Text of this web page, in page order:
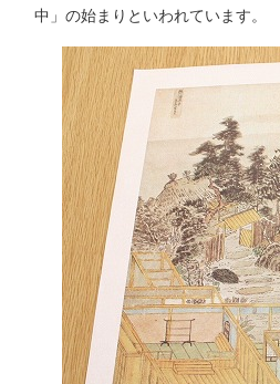
中」の始まりといわれています。